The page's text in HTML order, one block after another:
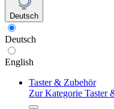
Deutsch
Deutsch
English
Taster & Zubehör
Zur Kategorie Taster